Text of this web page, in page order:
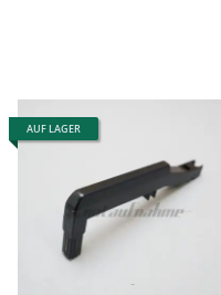
AUF LAGER